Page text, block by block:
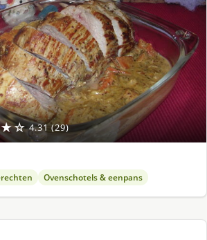
4.31 (29)
Ovenschotels & eenpans